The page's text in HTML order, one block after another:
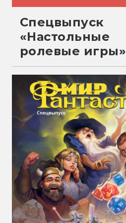
Спецвыпуск
«Настольные
ролевые игры»